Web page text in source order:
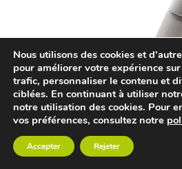
Nous utilisons des cookies et
pour améliorer votre expérience
trafic, personnaliser le contenu et
ciblées. En continuant à utiliser
notre utilisation des cookies. Pour
vos préférences, consultez notre
Accepter Rejeter